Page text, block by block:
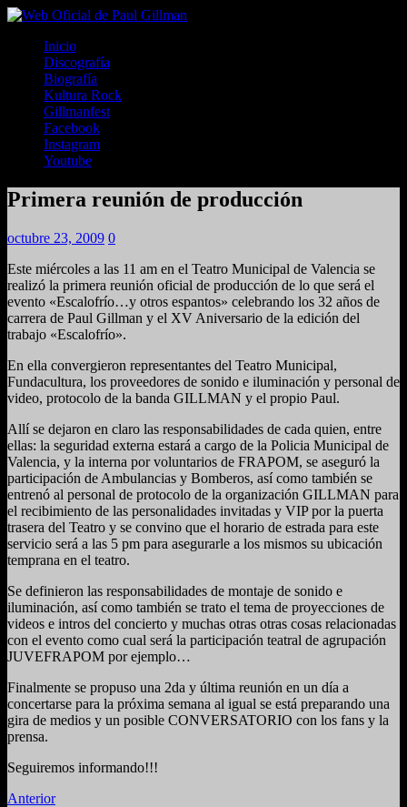
Inicio
Discografía
Biografía
Kultura Rock
Gillmanfest
Facebook
Instagram
Youtube
Primera reunión de producción
octubre 23, 2009 0
Este miércoles a las 11 am en el Teatro Municipal de Valencia se
realizó la primera reunión oficial de producción de lo que será el
evento «Escalofrío…y otros espantos» celebrando los 32 años de
carrera de Paul Gillman y el XV Aniversario de la edición del
trabajo «Escalofrío».
En ella convergieron representantes del Teatro Municipal,
Fundacultura, los proveedores de sonido e iluminación y personal de
video, protocolo de la banda GILLMAN y el propio Paul.
Allí se dejaron en claro las responsabilidades de cada quien, entre
ellas: la seguridad externa estará a cargo de la Policia Municipal de
Valencia, y la interna por voluntarios de FRAPOM, se aseguró la
participación de Ambulancias y Bomberos, así como también se
entrenó al personal de protocolo de la organización GILLMAN para
el recibimiento de las personalidades invitadas y VIP por la puerta
trasera del Teatro y se convino que el horario de estrada para este
servicio será a las 5 pm para asegurarle a los mismos su ubicación
temprana en el teatro.
Se definieron las responsabilidades de montaje de sonido e
iluminación, así como también se trato el tema de proyecciones de
videos e intros del concierto y muchas otras otras cosas relacionadas
con el evento como cual será la participación teatral de agrupación
JUVEFRAPOM por ejemplo…
Finalmente se propuso una 2da y última reunión en un día a
concertarse para la próxima semana al igual se está preparando una
gira de medios y un posible CONVERSATORIO con los fans y la
prensa.
Seguiremos informando!!!
Anterior